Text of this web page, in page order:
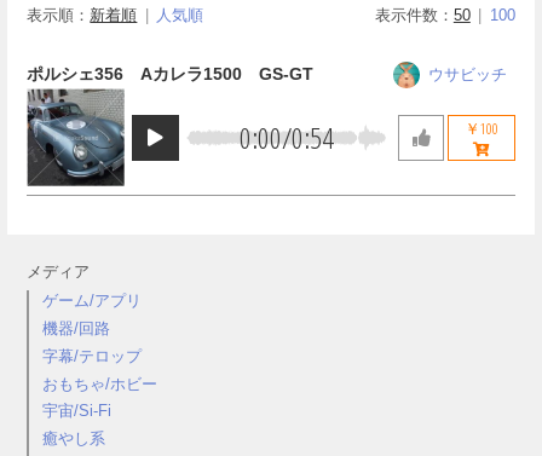
メディア
ゲーム/アプリ
機器/回路
字幕/テロップ
おもちゃ/ホビー
宇宙/Si-Fi
癒やし系
表示順： 新着順 人気順 表示件数： 50 100
0:00/0:54
ポルシェ356 Aカレラ1500 GS-GT ウサビッチ
￥100